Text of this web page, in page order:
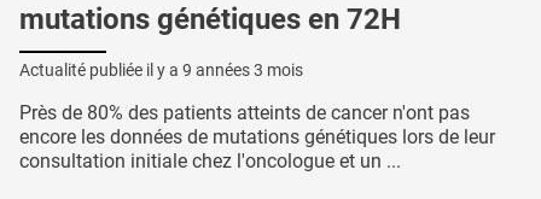
mutations génétiques en 72H
Actualité publiée il y a 9 années 3 mois
Près de 80% des patients atteints de cancer n'ont pas
encore les données de mutations génétiques lors de leur
consultation initiale chez l'oncologue et un ...